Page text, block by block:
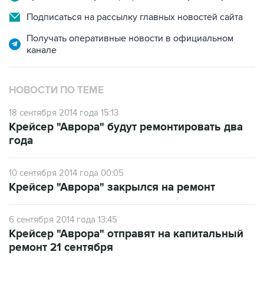
Получать оперативные новости в официальном
НОВОСТИ ПО ТЕМЕ
18 сентября 2014 года 15:13
года
10 сентября 2014 года 00:05
6 сентября 2014 года 13:45
ремонт 21 сентября